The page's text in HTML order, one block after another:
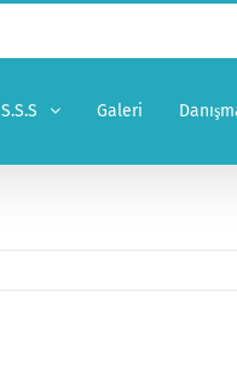
S.S.S Galeri